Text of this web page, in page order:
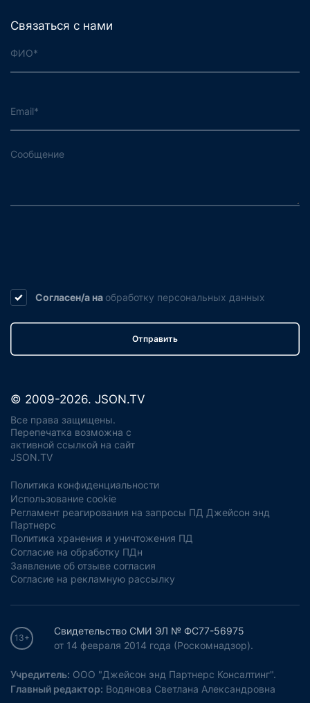
Связаться с нами
Согласен/а на обработку персональных данных
Отправить
© 2009-2026. JSON.TV
Все права защищены.
Перепечатка возможна с
активной ссылкой на сайт
JSON.TV
Политика конфиденциальности
Использование cookie
Регламент реагирования на запросы ПД Джейсон энд
Партнерс
Политика хранения и уничтожения ПД
Согласие на обработку ПДн
Заявление об отзыве согласия
Согласие на рекламную рассылку
13+
Свидетельство СМИ ЭЛ № ФС77-56975
от 14 февраля 2014 года (Роскомнадзор).
Учредитель: ООО "Джейсон энд Партнерс Консалтинг".
Главный редактор: Водянова Светлана Александровна